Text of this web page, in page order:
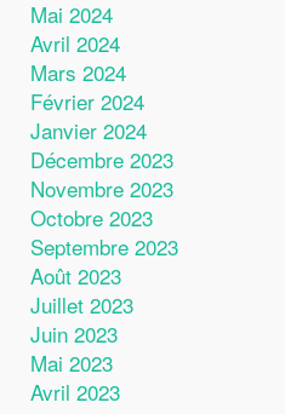
Mai 2024
Avril 2024
Mars 2024
Février 2024
Janvier 2024
Décembre 2023
Novembre 2023
Octobre 2023
Septembre 2023
Août 2023
Juillet 2023
Juin 2023
Mai 2023
Avril 2023